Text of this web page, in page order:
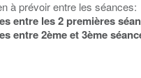
à prévoir entre les séances:
entre les 2 premières
entre 2ème et 3ème